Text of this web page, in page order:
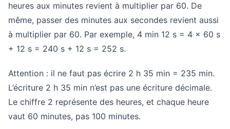
heures aux minutes revient à multiplier par 60. De
même, passer des minutes aux secondes revient aussi
à multiplier par 60. Par exemple, 4 min 12 s = 4 × 60 s
+ 12 s = 240 s + 12 s = 252 s.
Attention : il ne faut pas écrire 2 h 35 min = 235 min.
L’écriture 2 h 35 min n’est pas une écriture décimale.
Le chiffre 2 représente des heures, et chaque heure
vaut 60 minutes, pas 100 minutes.